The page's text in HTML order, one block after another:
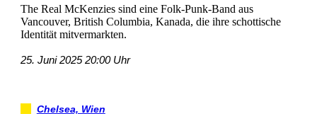
TheRealMcKenziessindeineFolk-Punk-Bandaus
Vancouver,BritishColumbia,Kanada,dieihreschottische
Identitätmitvermarkten.
25.Juni202520:00Uhr
Chelsea,Wien